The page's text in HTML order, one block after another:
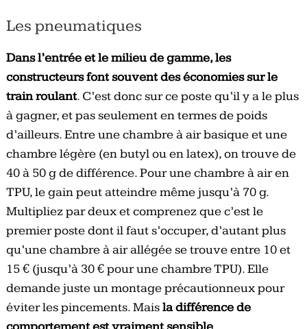
Les pneumatiques
Dans l’entrée et le milieu de gamme, les
constructeurs font souvent des économies sur le
train roulant. C’est donc sur ce poste qu’il y a le plus
à gagner, et pas seulement en termes de poids
d’ailleurs. Entre une chambre à air basique et une
chambre légère (en butyl ou en latex), on trouve de
40 à 50 g de différence. Pour une chambre à air en
TPU, le gain peut atteindre même jusqu’à 70 g.
Multipliez par deux et comprenez que c’est le
premier poste dont il faut s’occuper, d’autant plus
qu’une chambre à air allégée se trouve entre 10 et
15 € (jusqu’à 30 € pour une chambre TPU). Elle
demande juste un montage précautionneux pour
éviter les pincements. Maisla différence de